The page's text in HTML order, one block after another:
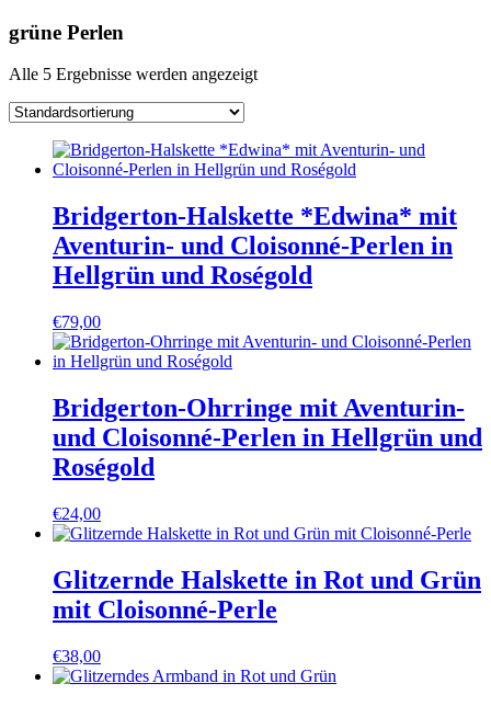
grüne Perlen
Alle 5 Ergebnisse werden angezeigt
Bridgerton-Halskette *Edwina* mit
Aventurin- und Cloisonné-Perlen in
Hellgrün und Roségold
€79,00
Bridgerton-Ohrringe mit Aventurin-
und Cloisonné-Perlen in Hellgrün und
Roségold
€24,00
Glitzernde Halskette in Rot und Grün
mit Cloisonné-Perle
€38,00